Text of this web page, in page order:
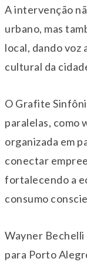
A intervenção
urbano, mas
local, dando voz
cultural da
O Grafite
paralelas, como
organizada em
conectar
fortalecendo a
consumo
Wayner
para Porto